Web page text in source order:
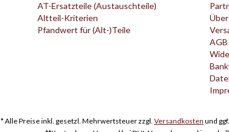
AT-Ersatzteile (Austauschteile)
Altteil-Kriterien
Pfandwert für (Alt-)Teile
AGB
* Alle Preise inkl. gesetzl. Mehrwertsteuer zzgl. Versandkosten und